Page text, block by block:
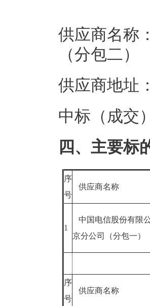
供应商名称
（分包二）
供应商地址
中标（成交
四、主要标
序
号
供应商名称
1
中国电信股份有限
京分公司（分包一）
序
号
供应商名称